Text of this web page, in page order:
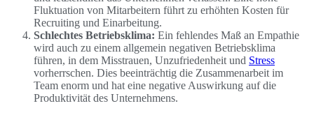
Fluktuation von Mitarbeitern führt zu erhöhten Kosten für
Recruiting und Einarbeitung.
Schlechtes Betriebsklima: Ein fehlendes Maß an Empathie
wird auch zu einem allgemein negativen Betriebsklima
führen, in dem Misstrauen, Unzufriedenheit und Stress
vorherrschen. Dies beeinträchtig die Zusammenarbeit im
Team enorm und hat eine negative Auswirkung auf die
Produktivität des Unternehmens.